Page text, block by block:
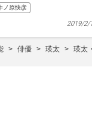
ノ原快彦
2019/2/
俳優 瑛太 瑛太